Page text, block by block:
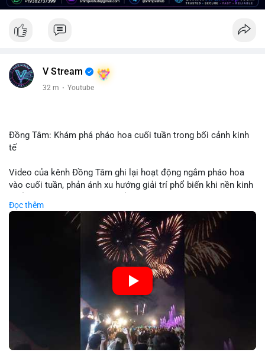
V Stream
32 m · Youtube
Đồng Tâm: Khám phá pháo hoa cuối tuần trong bối cảnh kinh
tế
Video của kênh Đồng Tâm ghi lại hoạt động ngắm pháo hoa
vào cuối tuần, phản ánh xu hướng giải trí phổ biến khi nền kinh
trải nghiệm hơn là đầu tư vào tài sản vật chất. Trong bối cảnh
lãi suất ổn định và thị trường crypto ổn định, hoạt động giải trí
như vậy thường tăng trưởng khi người dân có khả năng chi
tiêu. Tuy nhiên, sự ưu tiên giải trí có thể ảnh hưởng đến tỷ lệ
tiết kiệm hoặc đầu tư vào crypto nếu người tiêu dùng chuyển
🎥 Xem video trực tiếp tại:
Nguồn: Đồng Tâm
Đọc thêm